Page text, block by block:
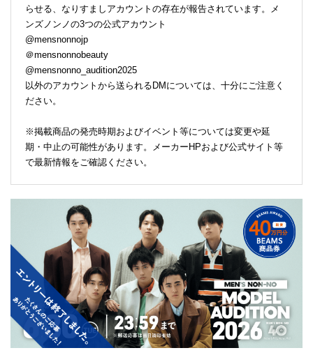
らせる、なりすましアカウントの存在が報告されています。メ
ンズノンノの3つの公式アカウント
@mensnonnojp
＠mensnonnobeauty
@mensnonno_audition2025
以外のアカウントから送られるDMについては、十分にご注意く
ださい。
※掲載商品の発売時期およびイベント等については変更や延
期・中止の可能性があります。メーカーHPおよび公式サイト等
で最新情報をご確認ください。